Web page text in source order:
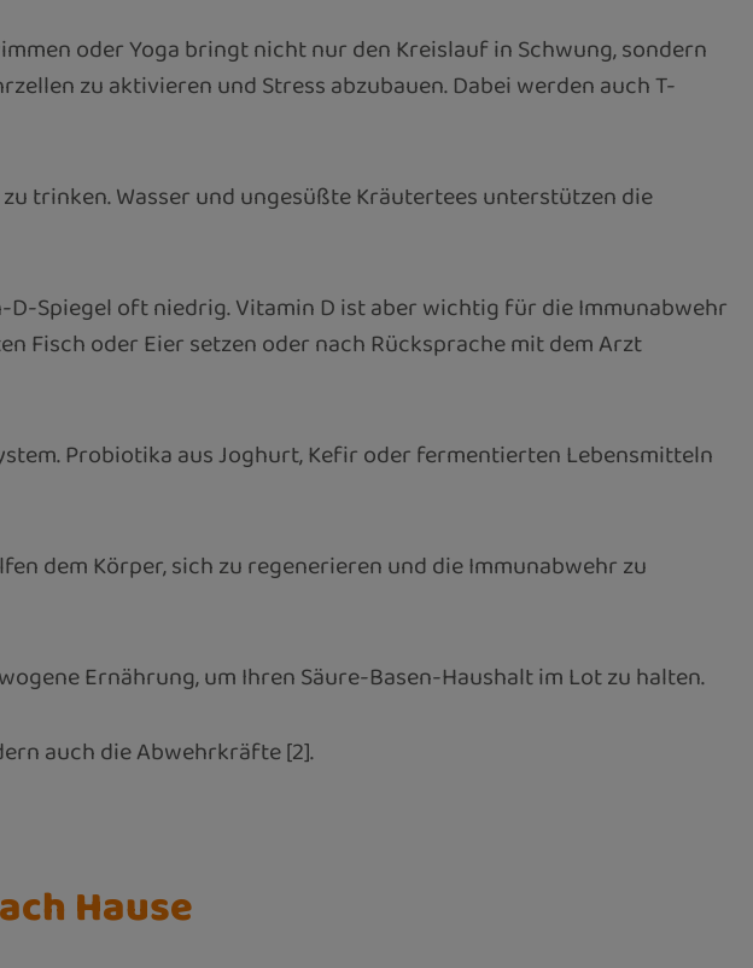
oder Yoga bringt nicht nur den Kreislauf in Schwung, sondern
zu aktivieren und Stress abzubauen. Dabei werden auch T-
trinken. Wasser und ungesüßte Kräutertees unterstützen die
Spiegel oft niedrig. Vitamin D ist aber wichtig für die Immunabwehr
Fisch oder Eier setzen oder nach Rücksprache mit dem Arzt
Probiotika aus Joghurt, Kefir oder fermentierten Lebensmitteln
dem Körper, sich zu regenerieren und die Immunabwehr zu
Ernährung, um Ihren Säure-Basen-Haushalt im Lot zu halten.
auch die Abwehrkräfte [2].
Hause